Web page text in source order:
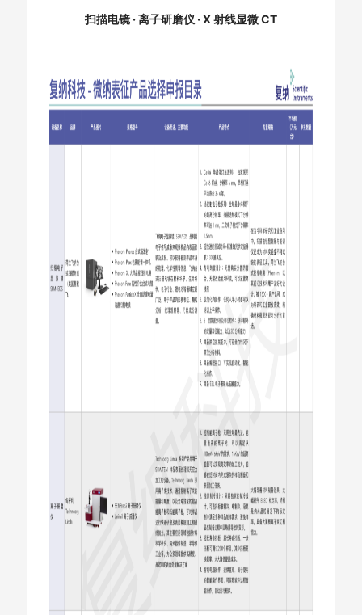
扫描电镜 · 离子研磨仪 · X 射线显微 CT